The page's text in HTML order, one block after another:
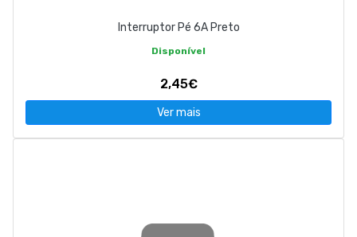
Interruptor Pé 6A Preto
Disponível
2,45€
Ver mais